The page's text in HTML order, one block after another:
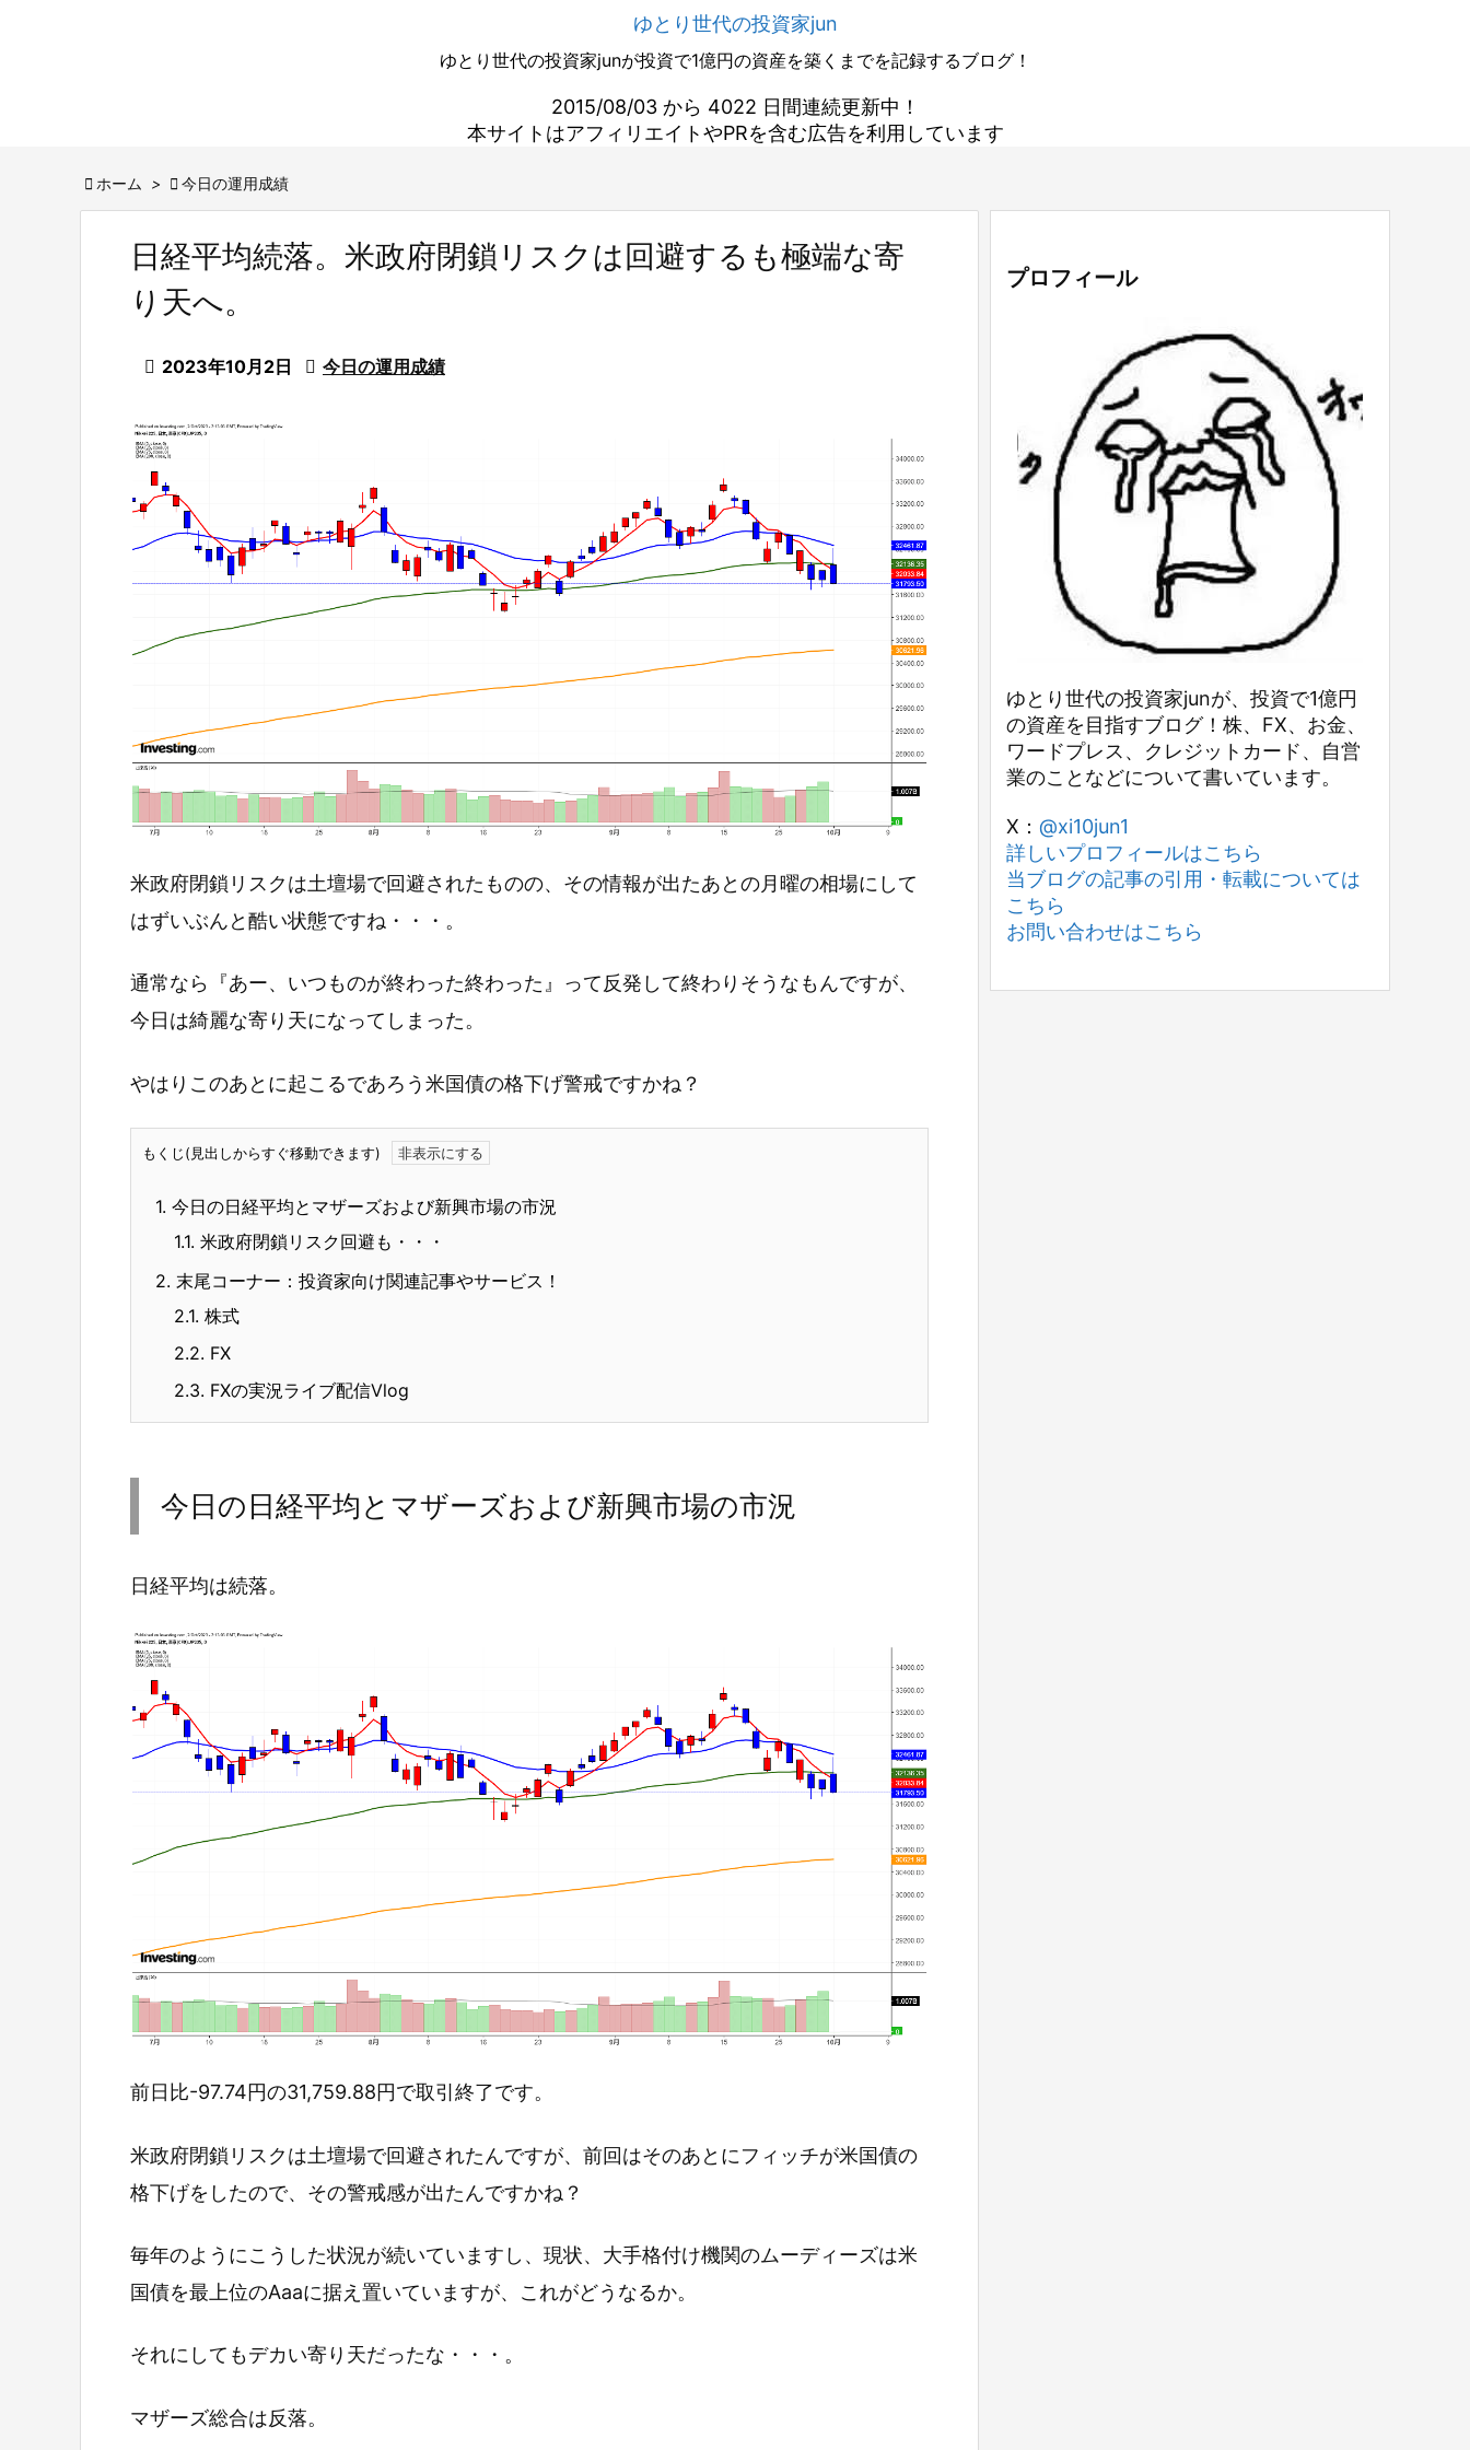
ゆとり世代の投資家jun
ゆとり世代の投資家junが投資で1億円の資産を築くまでを記録するブログ！
2015/08/03 から 4022 日間連続更新中！
本サイトはアフィリエイトやPRを含む広告を利用しています
 ホーム >  今日の運用成績
日経平均続落。米政府閉鎖リスクは回避するも極端な寄
り天へ。
 2023年10月2日  今日の運用成績
米政府閉鎖リスクは土壇場で回避されたものの、その情報が出たあとの月曜の相場にして
はずいぶんと酷い状態ですね・・・。
通常なら『あー、いつものが終わった終わった』って反発して終わりそうなもんですが、
今日は綺麗な寄り天になってしまった。
やはりこのあとに起こるであろう米国債の格下げ警戒ですかね？
もくじ(見出しからすぐ移動できます)
1. 今日の日経平均とマザーズおよび新興市場の市況
1.1. 米政府閉鎖リスク回避も・・・
2. 末尾コーナー：投資家向け関連記事やサービス！
2.1. 株式
2.2. FX
2.3. FXの実況ライブ配信Vlog
今日の日経平均とマザーズおよび新興市場の市況
日経平均は続落。
前日比-97.74円の31,759.88円で取引終了です。
米政府閉鎖リスクは土壇場で回避されたんですが、前回はそのあとにフィッチが米国債の
格下げをしたので、その警戒感が出たんですかね？
毎年のようにこうした状況が続いていますし、現状、大手格付け機関のムーディーズは米
国債を最上位のAaaに据え置いていますが、これがどうなるか。
それにしてもデカい寄り天だったな・・・。
マザーズ総合は反落。
プロフィール
ゆとり世代の投資家junが、投資で1億円
の資産を目指すブログ！株、FX、お金、
ワードプレス、クレジットカード、自営
業のことなどについて書いています。
X： @xi10jun1
詳しいプロフィールはこちら
当ブログの記事の引用・転載については
こちら
お問い合わせはこちら